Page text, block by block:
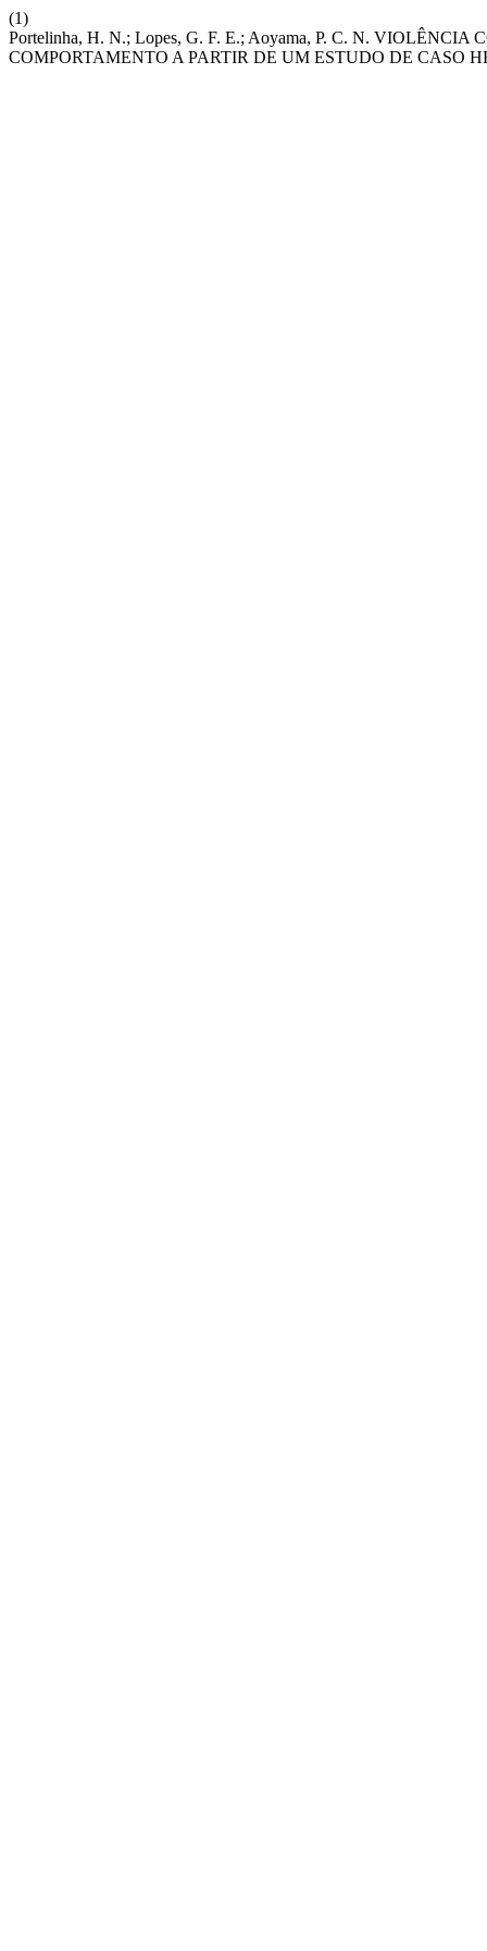
(1)
Portelinha, H. N.; Lopes, G. F. E.; Aoyama, P. C. N.
COMPORTAMENTO A PARTIR DE UM ESTUDO DE CASO